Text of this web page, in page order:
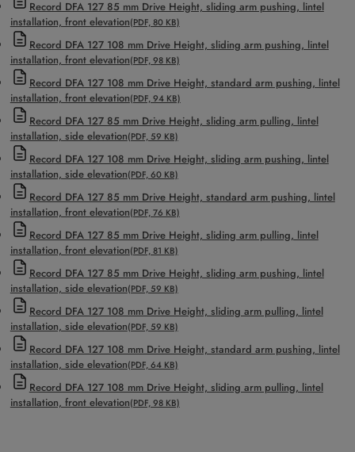
Record DFA 127 85 mm Drive Height, sliding arm pushing, lintel
installation, front elevation(PDF, 80 KB)
Record DFA 127 108 mm Drive Height, sliding arm pushing, lintel
installation, front elevation(PDF, 98 KB)
Record DFA 127 108 mm Drive Height, standard arm pushing, lintel
installation, front elevation(PDF, 94 KB)
Record DFA 127 85 mm Drive Height, sliding arm pulling, lintel
installation, side elevation(PDF, 59 KB)
Record DFA 127 108 mm Drive Height, sliding arm pushing, lintel
installation, side elevation(PDF, 60 KB)
Record DFA 127 85 mm Drive Height, standard arm pushing, lintel
installation, front elevation(PDF, 76 KB)
Record DFA 127 85 mm Drive Height, sliding arm pulling, lintel
installation, front elevation(PDF, 81 KB)
Record DFA 127 85 mm Drive Height, sliding arm pushing, lintel
installation, side elevation(PDF, 59 KB)
Record DFA 127 108 mm Drive Height, sliding arm pulling, lintel
installation, side elevation(PDF, 59 KB)
Record DFA 127 108 mm Drive Height, standard arm pushing, lintel
installation, side elevation(PDF, 64 KB)
Record DFA 127 108 mm Drive Height, sliding arm pulling, lintel
installation, front elevation(PDF, 98 KB)